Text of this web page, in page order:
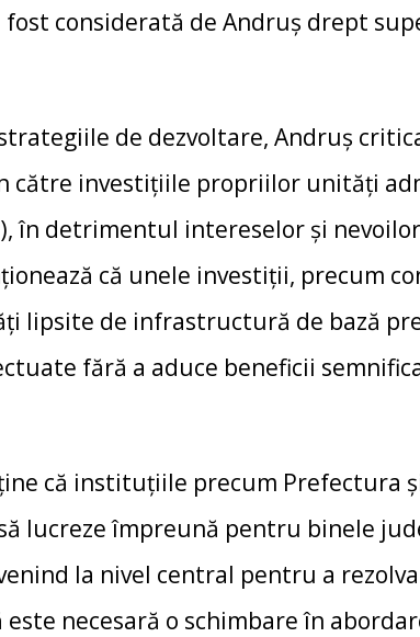
considerată de Andruș drept
de dezvoltare, Andruș
către investițiile propriilor unități
în detrimentul intereselor și
că unele investiții, precum
lipsite de infrastructură de bază
fără a aduce beneficii
că instituțiile precum Prefectura
lucreze împreună pentru binele
la nivel central pentru a
este necesară o schimbare în